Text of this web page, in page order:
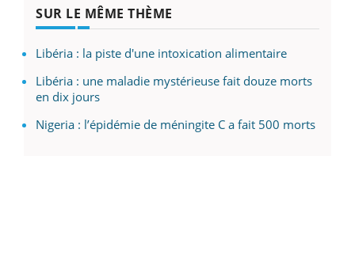
SUR LE MÊME THÈME
Libéria : la piste d'une intoxication alimentaire
Libéria : une maladie mystérieuse fait douze morts
en dix jours
Nigeria : l’épidémie de méningite C a fait 500 morts